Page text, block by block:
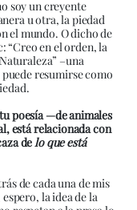
soy un creyente
u otra, la piedad
el mundo. O dicho de
“Creo en el orden, la
–una
resumirse como
poesía —de animales
está relacionada con
de lo que está
de cada una de mis
la idea de la